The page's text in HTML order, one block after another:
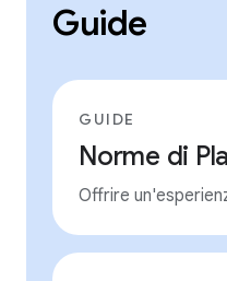
Guide
GUIDE
Norme di
Offrire